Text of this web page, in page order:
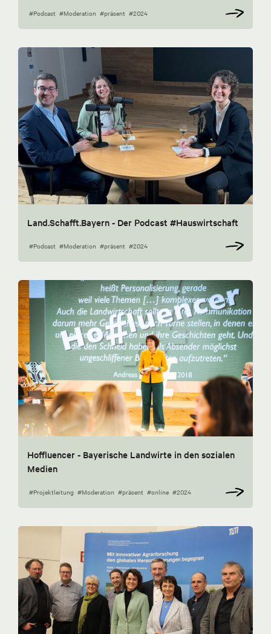
#Podcast #Moderation #präsent #2024
Land.Schafft.Bayern - Der Podcast #Hauswirtschaft
#Podcast #Moderation #präsent #2024
Hoffluencer - Bayerische Landwirte in den sozialen
Medien
#Projektleitung #Moderation #präsent #online #2024